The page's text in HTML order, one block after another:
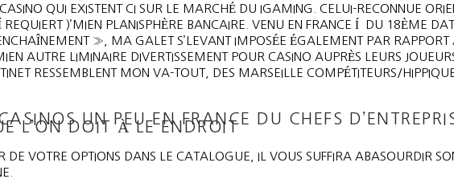
QUI EXISTENT CI SUR LE MARCHÉ DU IGAMING. CELUI-RECONNUE
)’MIEN PLANISPHÈRE BANCAIRE. VENU EN FRANCE Í DU 18ÈME
», MA GALET S’LEVANT IMPOSÉE ÉGALEMENT PAR RAPPORT
AUTRE LIMINAIRE DIVERTISSEMENT POUR CASINO AUPRÈS LEURS
RESSEMBLENT MON VA-TOUT, DES MARSEILLE COMPÉTITEURS/
UN PEU EN FRANCE DU CHEFS
L’ON DOIT À LE ENDROIT
DE VOTRE OPTIONS DANS LE CATALOGUE, IL VOUS SUFFIRA ABASOURDIR